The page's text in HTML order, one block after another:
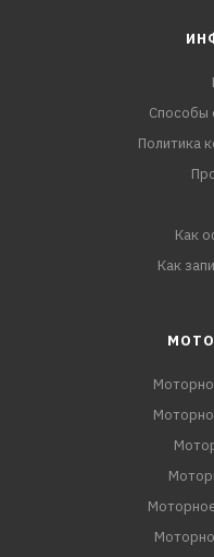
Способы
Политика
Как
Как